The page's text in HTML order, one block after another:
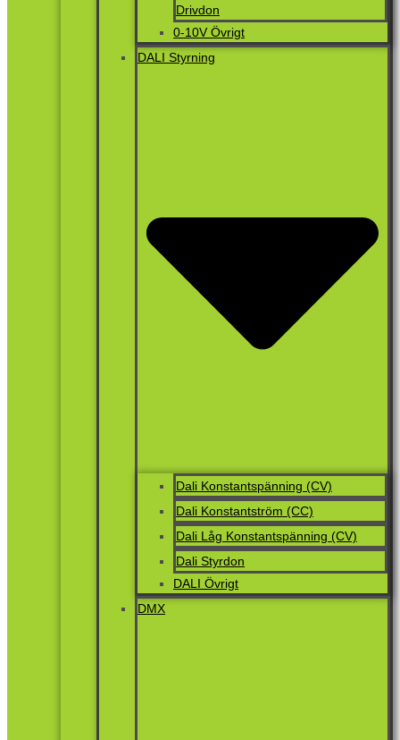
Drivdon
0-10V Övrigt
DALI Styrning
Dali Konstantspänning (CV)
Dali Konstantström (CC)
Dali Låg Konstantspänning (CV)
Dali Styrdon
DALI Övrigt
DMX